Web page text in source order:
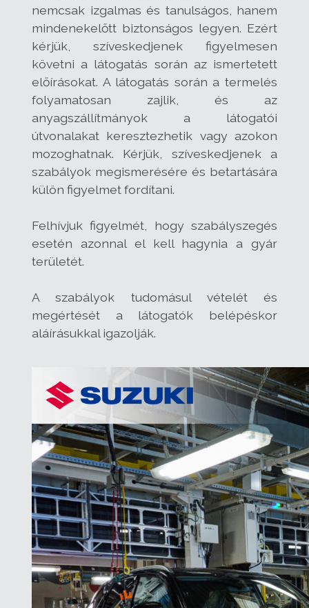
nemcsak izgalmas és tanulságos, hanem
mindenekelőtt biztonságos legyen. Ezért
kérjük, szíveskedjenek figyelmesen
követni a látogatás során az ismertetett
előírásokat. A látogatás során a termelés
folyamatosan zajlik, és az
anyagszállítmányok a látogatói
útvonalakat keresztezhetik vagy azokon
mozoghatnak. Kérjük, szíveskedjenek a
szabályok megismerésére és betartására
külön figyelmet fordítani.
Felhívjuk figyelmét, hogy szabályszegés
esetén azonnal el kell hagynia a gyár
területét.
A szabályok tudomásul vételét és
megértését a látogatók belépéskor
aláírásukkal igazolják.